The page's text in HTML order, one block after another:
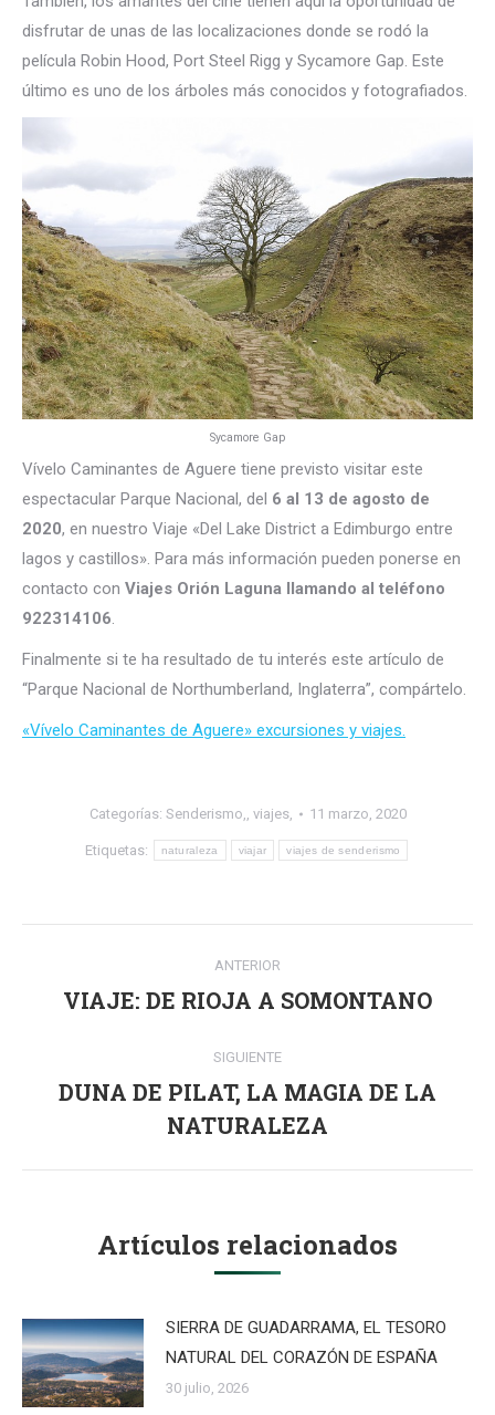
disfrutar de unas de las localizaciones donde se rodó la
película Robin Hood, Port Steel Rigg y Sycamore Gap. Este
último es uno de los árboles más conocidos y fotografiados.
Sycamore Gap
Vívelo Caminantes de Aguere tiene previsto visitar este
espectacular Parque Nacional, del 6 al 13 de agosto de
2020, en nuestro Viaje «Del Lake District a Edimburgo entre
lagos y castillos». Para más información pueden ponerse en
contacto con Viajes Orión Laguna llamando al teléfono
922314106.
Finalmente si te ha resultado de tu interés este artículo de
“Parque Nacional de Northumberland, Inglaterra”, compártelo.
«Vívelo Caminantes de Aguere» excursiones y viajes.
Categorías: Senderismo,, viajes, 11 marzo, 2020
Etiquetas: naturaleza viajar viajes de senderismo
Navegación
entre
publicaciones
ANTERIOR
Publicación
VIAJE: DE RIOJA A SOMONTANO
SIGUIENTE
Publicación
siguiente:
DUNA DE PILAT, LA MAGIA DE LA
NATURALEZA
Artículos relacionados
SIERRA DE GUADARRAMA, EL TESORO
NATURAL DEL CORAZÓN DE ESPAÑA
30 julio, 2026